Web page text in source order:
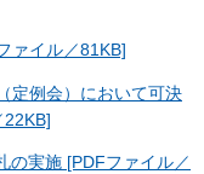
ァイル／81KB]
定例会）において可決
の実施 [PDFファイル／